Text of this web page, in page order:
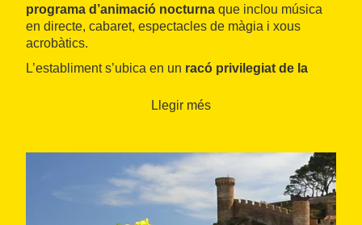
programa d’animació nocturna que inclou música
en directe, cabaret, espectacles de màgia i xous
acrobàtics.
L’establiment s’ubica en un racó privilegiat de la
escollides com unes de les vint-i-cinc més boniques
medieval ha estat declarat monument historicoartístic.
Llegir més